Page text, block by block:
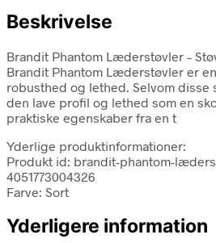
Beskrivelse
Brandit Phantom Læderstøvler –
Brandit Phantom Læderstøvler er
robusthed og lethed. Selvom disse
den lave profil og lethed som en
praktiske egenskaber fra en t
Yderlige produktinformationer:
Produkt id: brandit-phantom-
4051773004326
Farve: Sort
Yderligere information